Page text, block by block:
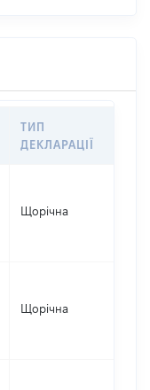
ТИП
ДЕКЛАРАЦІЇ
Щорічна
Щорічна